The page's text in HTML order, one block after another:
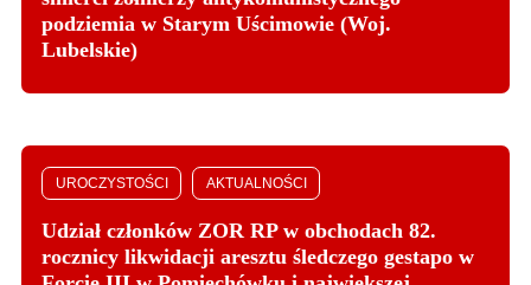
podziemia w Starym Uścimowie (Woj.
Lubelskie)
UROCZYSTOŚCI AKTUALNOŚCI
Udział członków ZOR RP w obchodach 82.
rocznicy likwidacji aresztu śledczego gestapo w